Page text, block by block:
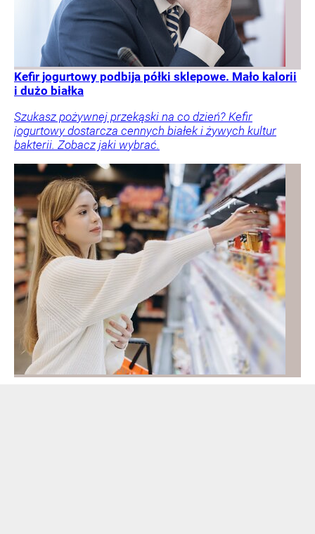
Kefir jogurtowy podbija półki sklepowe. Mało kalorii
i dużo białka
Szukasz pożywnej przekąski na co dzień? Kefir
jogurtowy dostarcza cennych białek i żywych kultur
bakterii. Zobacz jaki wybrać.